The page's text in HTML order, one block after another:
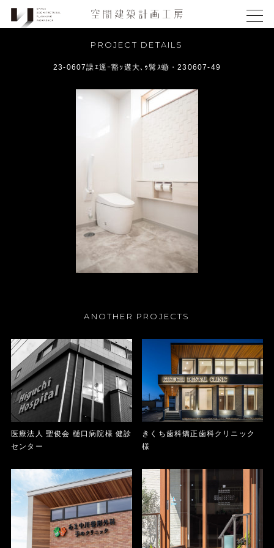
PROJECT DETAILS
23-0607譟ｴ逕ｰ豁ｯ遘大､ｩ髯ｽ蝣・230607-49
ANOTHER PROJECTS
医療法人 聖俊会 樋口病院様 健診
センター
きくち歯科矯正歯科クリニック
様